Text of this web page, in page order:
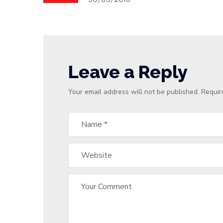
Leave a Reply
Your email address will not be published.